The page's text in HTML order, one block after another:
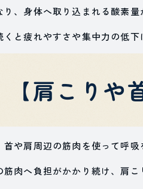
、身体へ取り込まれる酸素量
と疲れやすさや集中力の低下
【肩こり
や肩周辺の筋肉を使って呼吸
肉へ負担がかかり続け、肩こ